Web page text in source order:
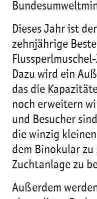
Dieses Jahr ist
zehnjährige
Dazu wird ein
das die
noch erweitern
und Besucher
die winzig
dem Binokular
Zuchtanlage zu
Außerdem